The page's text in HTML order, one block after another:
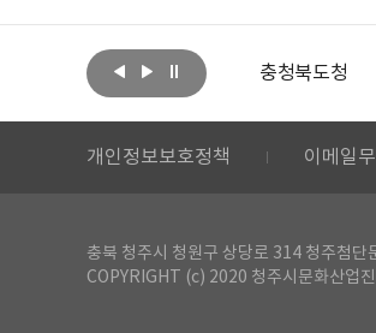
문화체육관광부 충청북도청
개인정보보호정책 이메일
충북 청주시 청원구 상당로 314 청주첨
COPYRIGHT (c) 2020 청주시문화산업